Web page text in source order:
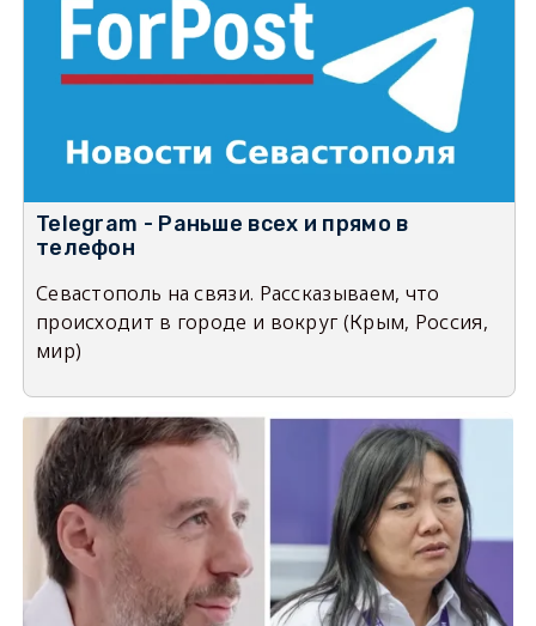
Telegram - Раньше всех и прямо в
телефон
Севастополь на связи. Рассказываем, что
происходит в городе и вокруг (Крым, Россия,
мир)